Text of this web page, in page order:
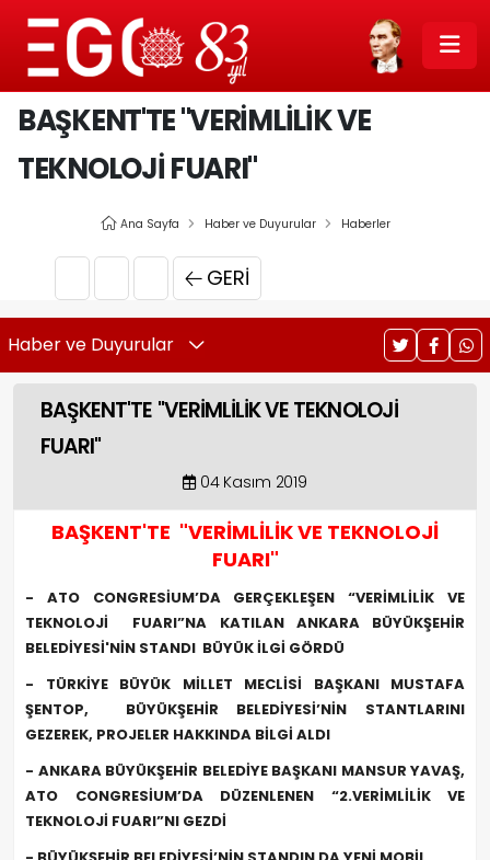
BAŞKENT'TE "VERİMLİLİK VE
TEKNOLOJİ FUARI"
Ana Sayfa Haber ve Duyurular Haberler
GERI
Haber ve Duyurular
BAŞKENT'TE "VERİMLİLİK VE TEKNOLOJİ
FUARI"
04 Kasım 2019
BAŞKENT'TE "VERİMLİLİK VE TEKNOLOJİ
FUARI"
- ATO CONGRESİUM’DA GERÇEKLEŞEN “VERİMLİLİK VE
TEKNOLOJİ FUARI”NA KATILAN ANKARA BÜYÜKŞEHİR
BELEDİYESİ'NİN STANDI BÜYÜK İLGİ GÖRDÜ
- TÜRKİYE BÜYÜK MİLLET MECLİSİ BAŞKANI MUSTAFA
ŞENTOP, BÜYÜKŞEHİR BELEDİYESİ’NİN STANTLARINI
GEZEREK, PROJELER HAKKINDA BİLGİ ALDI
- ANKARA BÜYÜKŞEHİR BELEDİYE BAŞKANI MANSUR YAVAŞ,
ATO CONGRESİUM’DA DÜZENLENEN “2.VERİMLİLİK VE
TEKNOLOJİ FUARI”NI GEZDİ